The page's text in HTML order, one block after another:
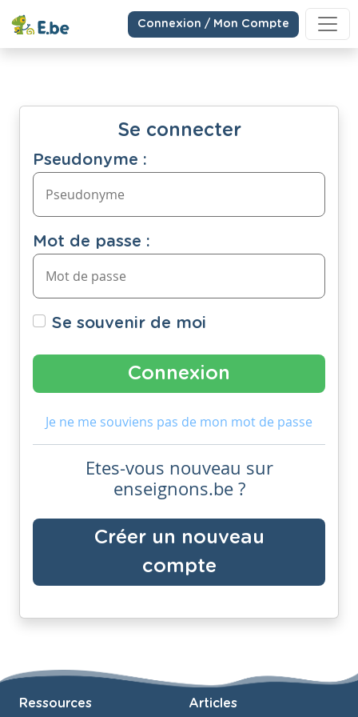
Connexion / Mon Compte
Se connecter
Pseudonyme :
Mot de passe :
Se souvenir de moi
Je ne me souviens pas de mon mot de passe
Etes-vous nouveau sur
enseignons.be ?
Créer un nouveau
compte
Ressources Articles